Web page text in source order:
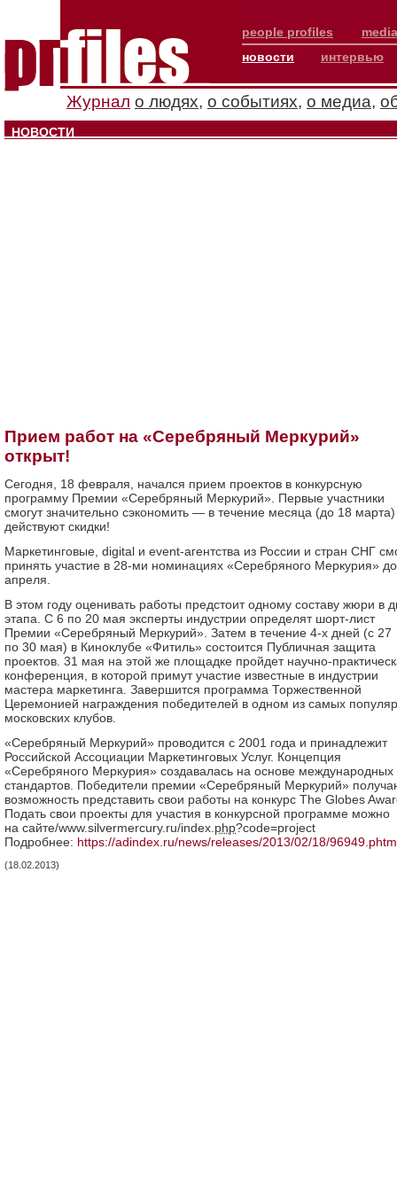
people profiles
новости
интервью
Журнал о людях, о событиях, о медиа,
НОВОСТИ
Прием работ на «Серебряный Меркурий»
открыт!
Сегодня, 18 февраля, начался прием проектов в конкурсную
программу Премии «Серебряный Меркурий». Первые участники
смогут значительно сэкономить — в течение месяца (до 18 марта)
действуют скидки!
Маркетинговые, digital и event-агентства из России и стран СНГ
принять участие в 28-ми номинациях «Серебряного Меркурия»
апреля.
В этом году оценивать работы предстоит одному составу жюри в
этапа. С 6 по 20 мая эксперты индустрии определят шорт-лист
Премии «Серебряный Меркурий». Затем в течение 4-х дней (с 27
по 30 мая) в Киноклубе «Фитиль» состоится Публичная защита
проектов. 31 мая на этой же площадке пройдет научно-
конференция, в которой примут участие известные в индустрии
мастера маркетинга. Завершится программа Торжественной
Церемонией награждения победителей в одном из самых
московских клубов.
«Серебряный Меркурий» проводится с 2001 года и принадлежит
Российской Ассоциации Маркетинговых Услуг. Концепция
«Серебряного Меркурия» создавалась на основе международных
стандартов. Победители премии «Серебряный Меркурий»
возможность представить свои работы на конкурс The Globes
Подать свои проекты для участия в конкурсной программе можно
на сайте/www.silvermercury.ru/index. php?code=project
Подробнее: https://adindex.ru/news/releases/2013/02/18/
(18.02.2013)